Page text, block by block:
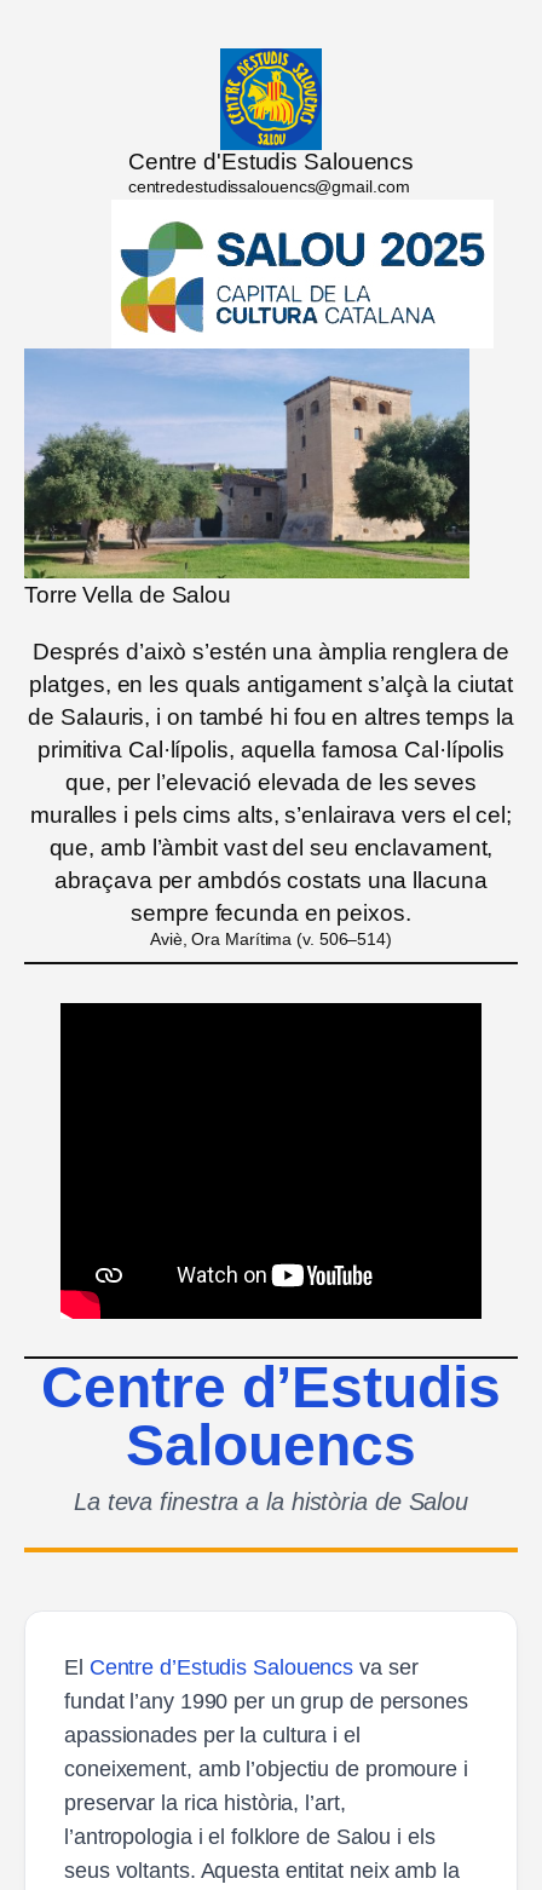
Centre d'Estudis Salouencs
centredestudissalouencs@gmail.com
Torre Vella de Salou
Després d’això s’estén una àmplia renglera de
platges, en les quals antigament s’alçà la ciutat
de Salauris, i on també hi fou en altres temps la
primitiva Cal·lípolis, aquella famosa Cal·lípolis
que, per l’elevació elevada de les seves
muralles i pels cims alts, s’enlairava vers el cel;
que, amb l’àmbit vast del seu enclavament,
abraçava per ambdós costats una llacuna
sempre fecunda en peixos.
Aviè, Ora Marítima (v. 506–514)
Centre d’Estudis
Salouencs
La teva finestra a la història de Salou
El Centre d’Estudis Salouencs va ser
fundat l’any 1990 per un grup de persones
apassionades per la cultura i el
coneixement, amb l’objectiu de promoure i
preservar la rica història, l’art,
l’antropologia i el folklore de Salou i els
seus voltants. Aquesta entitat neix amb la